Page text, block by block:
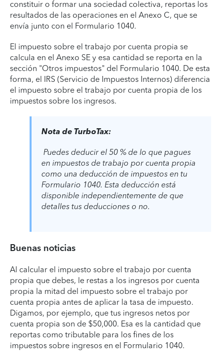
constituir o formar una sociedad colectiva, reportas los
resultados de las operaciones en el Anexo C, que se
envía junto con el Formulario 1040.
El impuesto sobre el trabajo por cuenta propia se
calcula en el Anexo SE y esa cantidad se reporta en la
sección "Otros impuestos" del Formulario 1040. De esta
forma, el IRS (Servicio de Impuestos Internos) diferencia
el impuesto sobre el trabajo por cuenta propia de los
impuestos sobre los ingresos.
Nota de TurboTax:
Puedes deducir el 50 % de lo que pagues
en impuestos de trabajo por cuenta propia
como una deducción de impuestos en tu
Formulario 1040. Esta deducción está
disponible independientemente de que
detalles tus deducciones o no.
Buenas noticias
Al calcular el impuesto sobre el trabajo por cuenta
propia que debes, le restas a los ingresos por cuenta
propia la mitad del impuesto sobre el trabajo por
cuenta propia antes de aplicar la tasa de impuesto.
Digamos, por ejemplo, que tus ingresos netos por
cuenta propia son de $50,000. Esa es la cantidad que
reportas como tributable para los fines de los
impuestos sobre ingresos en el Formulario 1040.